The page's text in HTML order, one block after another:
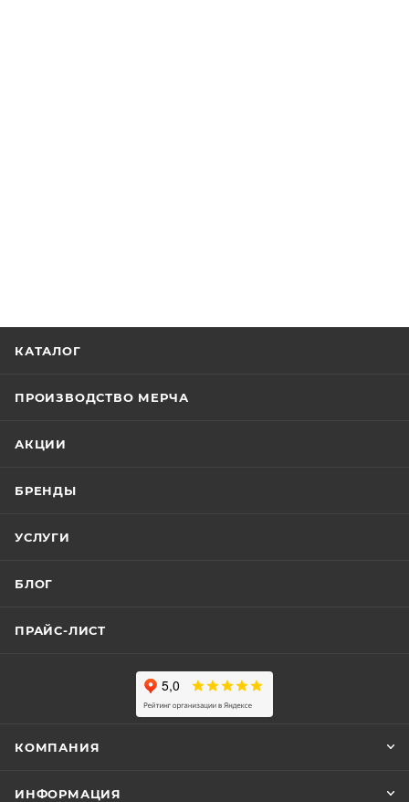
КАТАЛОГ
ПРОИЗВОДСТВО МЕРЧА
АКЦИИ
БРЕНДЫ
УСЛУГИ
БЛОГ
ПРАЙС-ЛИСТ
КОМПАНИЯ
ИНФОРМАЦИЯ